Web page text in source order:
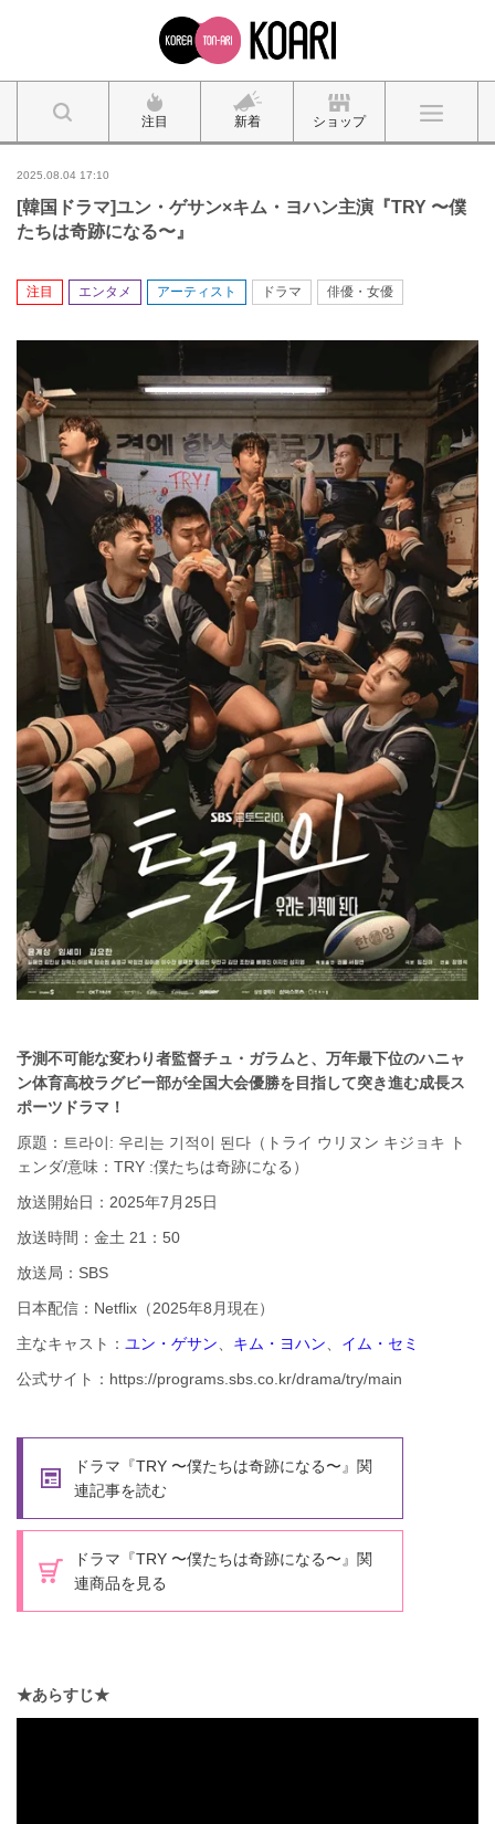
注目 新着 ショップ
2025.08.04 17:10
[韓国ドラマ]ユン・ゲサン×キム・ヨハン主演『TRY 〜僕
たちは奇跡になる〜』
注目 エンタメ アーティスト ドラマ 俳優・女優
予測不可能な変わり者監督チュ・ガラムと、万年最下位のハニャ
ン体育高校ラグビー部が全国大会優勝を目指して突き進む成長ス
ポーツドラマ！
原題：트라이: 우리는 기적이 된다（トライ ウリヌン キジョキ ト
ェンダ/意味：TRY :僕たちは奇跡になる）
放送開始日：2025年7月25日
放送時間：金土 21：50
放送局：SBS
日本配信：Netflix（2025年8月現在）
主なキャスト： ユン・ゲサン キム・ヨハン
イム・セミ
公式サイト：https://programs.sbs.co.kr/drama/try/main
ドラマ『TRY 〜僕たちは奇跡になる〜』関
連記事を読む
ドラマ『TRY 〜僕たちは奇跡になる〜』関
連商品を見る
★あらすじ★